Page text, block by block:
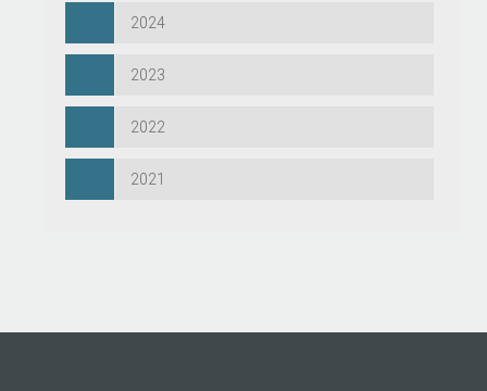
2024
2023
2022
2021